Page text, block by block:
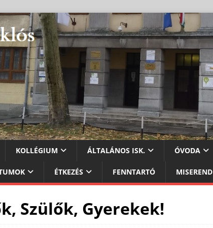
KOLLÉGIUM ÁLTALÁNOS ISK. ÓVODA
ÉTKEZÉS FENNTARTÓ MISEREND
Szülők, Gyerekek!